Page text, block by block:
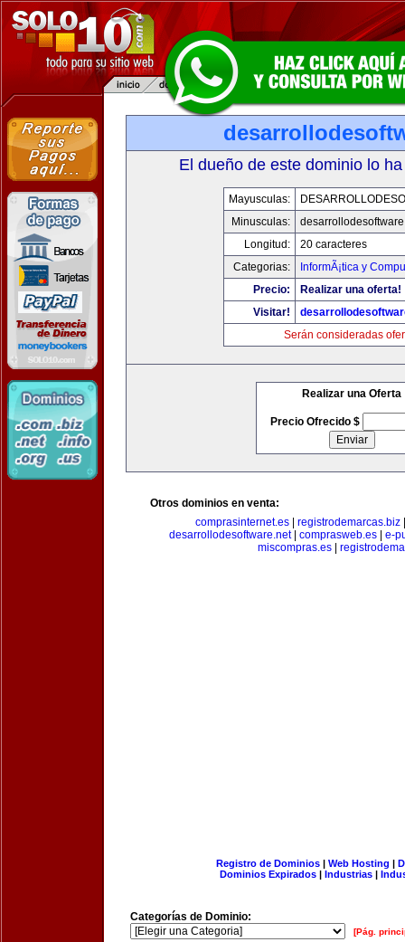
El dueño de este dominio lo
Mayusculas:
Minusculas:
Longitud:
20 caracteres
Categorias:
InformÃ¡tica y
Precio:
Realizar una oferta!
Visitar!
Serán consideradas
Realizar una Oferta
Precio Ofrecido $
Otros dominios en venta:
comprasinternet.es
registrodemarcas.biz
desarrollodesoftware.net| comprasweb.es| e-
miscompras.es
Registro de Dominios| Web Hosting |
Dominios Expirados | Industrias |
Categorías de Dominio:
[Pág.